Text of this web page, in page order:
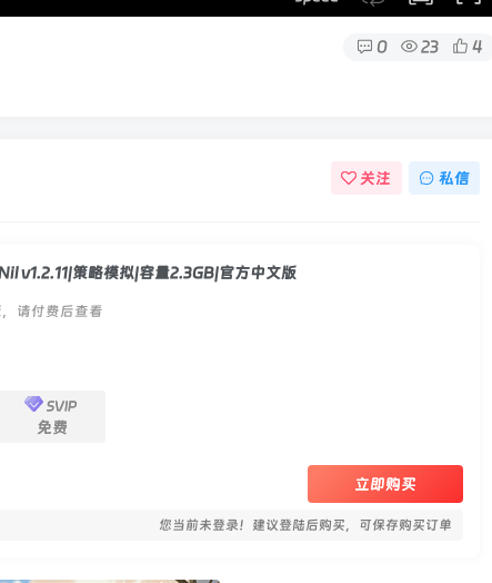
0 23 4
关注 私信
v1.2.11|策略模拟|容量2.3GB|官方中文版
请付费后查看
SVIP
免费
立即购买
您当前未登录！建议登陆后购买，可保存购买订单